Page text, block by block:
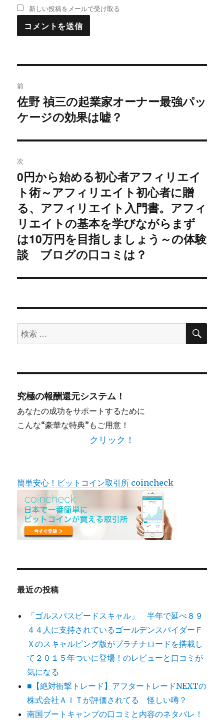
新しい投稿をメールで受け取る
稿
ナ
ビ
ゲ
ー
シ
ョ
ン
前
過
去
投
稿:
佐野 禎三の起業家オーナー最強パッ
ケージの効果は嘘？
次
次
の
投
稿:
0円から始める初心者アフィリエイ
ト術～アフィリエイト初心者に贈
る、アフィリエイト入門書。アフィ
リエイトの基本を学びながらまず
は10万円を目指しましょう～の体験
談 ブログの口コミは？
検
索
象:
検
究極の報酬還元システム！
あなたの成功をサポートするために
こんな“豪華な特典”もご用意！
クリック！
簡単安心！ビットコイン取引所 coincheck
最近の投稿
「ゴルスパスピードスキャル」 半年で延べ８９
４４人に支持されているゴールデンスパイダーＦ
Ｘのスキャルピング版がプラチナロードを搭載し
て２０１５年ついに登場！のレビューと口コミが
気になる
■【絶対衝撃トレード】アフタートレードNEXTの
株式会社ＡＩＴが評価されてる 怪しい噂？
南国ブートキャンプの口コミと内容のネタバレ！